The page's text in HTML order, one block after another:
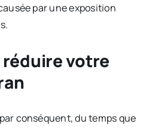
par une exposition
votre
conséquent, du temps que